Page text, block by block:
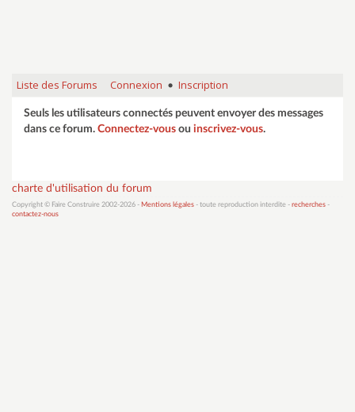
Liste des Forums Connexion • Inscription
Seuls les utilisateurs connectés peuvent envoyer des messages
dans ce forum. Connectez-vous ou inscrivez-vous.
charte d'utilisation du forum
Copyright © Faire Construire 2002-2026 - Mentions légales - toute reproduction interdite - recherches -
contactez-nous